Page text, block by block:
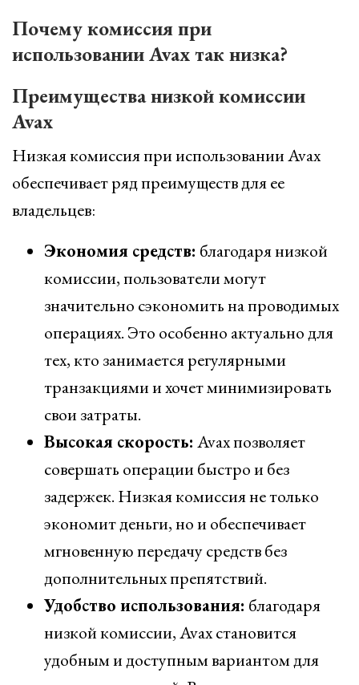
Почему комиссия при
использовании Avax так низка?
Преимущества низкой комиссии
Avax
Низкая комиссия при использовании Avax
обеспечивает ряд преимуществ для ее
владельцев:
Экономия средств: благодаря низкой
комиссии, пользователи могут
значительно сэкономить на проводимых
операциях. Это особенно актуально для
тех, кто занимается регулярными
транзакциями и хочет минимизировать
свои затраты.
Высокая скорость: Avax позволяет
совершать операции быстро и без
задержек. Низкая комиссия не только
экономит деньги, но и обеспечивает
мгновенную передачу средств без
дополнительных препятствий.
Удобство использования: благодаря
низкой комиссии, Avax становится
удобным и доступным вариантом для